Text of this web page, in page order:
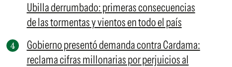
Ubilla derrumbado: primeras consecuencias
de las tormentas y vientos en todo el país
Gobierno presentó demanda contra Cardama:
reclama cifras millonarias por perjuicios al